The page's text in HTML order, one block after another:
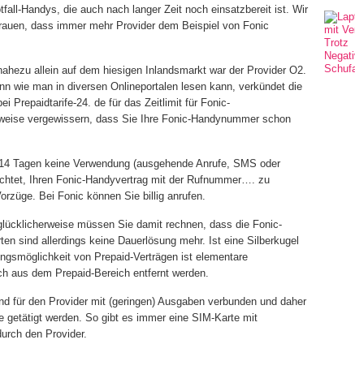
Handys, die auch nach langer Zeit noch einsatzbereit ist. Wir
dass immer mehr Provider dem Beispiel von Fonic
allein auf dem hiesigen Inlandsmarkt war der Provider O2.
wie man in diversen Onlineportalen lesen kann, verkündet die
Prepaidtarife-24. de für das Zeitlimit für Fonic-
vergewissern, dass Sie Ihre Fonic-Handynummer schon
Tagen keine Verwendung (ausgehende Anrufe, SMS oder
Ihren Fonic-Handyvertrag mit der Rufnummer…. zu
Bei Fonic können Sie billig anrufen.
müssen Sie damit rechnen, dass die Fonic-
sind allerdings keine Dauerlösung mehr. Ist eine Silberkugel
von Prepaid-Verträgen ist elementare
aus dem Prepaid-Bereich entfernt werden.
für den Provider mit (geringen) Ausgaben verbunden und daher
getätigt werden. So gibt es immer eine SIM-Karte mit
den Provider.